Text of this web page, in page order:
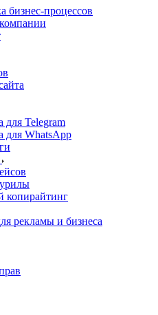
бизнес-процессов
для Telegram
для WhatsApp
копирайтинг
рекламы и бизнеса